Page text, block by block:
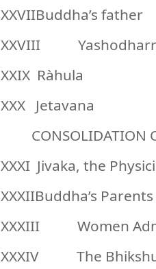
XXVIIBuddha’s father
XXVIII
XXIX Ràhula
XXX Jetavana
CONSOLIDATION
XXXI Jivaka, the
XXXIIBuddha’s
XXXIII Women
XXXIV The